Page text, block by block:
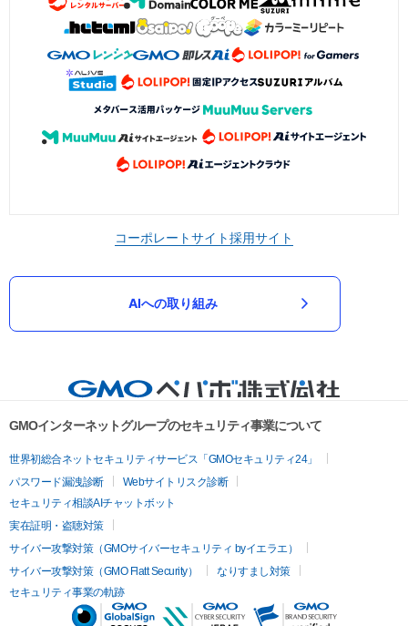
コーポレートサイト採用サイト
AIへの取り組み
GMOインターネットグループのセキュリティ事業について
世界初総合ネットセキュリティサービス「GMOセキュリティ24」
パスワード漏洩診断
Webサイトリスク診断
セキュリティ相談AIチャットボット
実在証明・盗聴対策
サイバー攻撃対策（GMOサイバーセキュリティ byイエラエ）
サイバー攻撃対策（GMO Flatt Security）
なりすまし対策
セキュリティ事業の軌跡